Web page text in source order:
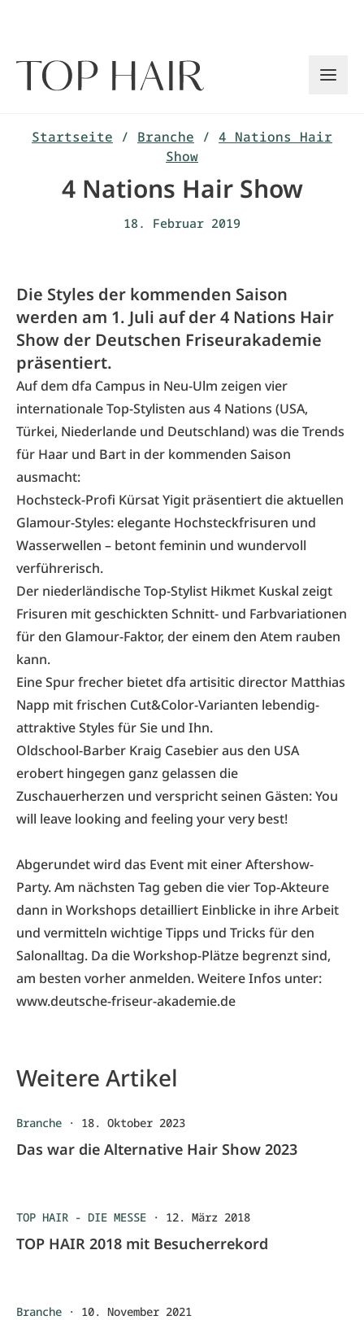
Startseite / Branche / 4 Nations Hair
Show
4 Nations Hair Show
18. Februar 2019
Die Styles der kommenden Saison
werden am 1. Juli auf der 4 Nations Hair
Show der Deutschen Friseurakademie
präsentiert.
Auf dem dfa Campus in Neu-Ulm zeigen vier
internationale Top-Stylisten aus 4 Nations (USA,
Türkei, Niederlande und Deutschland) was die Trends
für Haar und Bart in der kommenden Saison
ausmacht:
Hochsteck-Profi Kürsat Yigit präsentiert die aktuellen
Glamour-Styles: elegante Hochsteckfrisuren und
Wasserwellen – betont feminin und wundervoll
verführerisch.
Der niederländische Top-Stylist Hikmet Kuskal zeigt
Frisuren mit geschickten Schnitt- und Farbvariationen
für den Glamour-Faktor, der einem den Atem rauben
kann.
Eine Spur frecher bietet dfa artisitic director Matthias
Napp mit frischen Cut&Color-Varianten lebendig-
attraktive Styles für Sie und Ihn.
Oldschool-Barber Kraig Casebier aus den USA
erobert hingegen ganz gelassen die
Zuschauerherzen und verspricht seinen Gästen: You
will leave looking and feeling your very best!
Abgerundet wird das Event mit einer Aftershow-
Party. Am nächsten Tag geben die vier Top-Akteure
dann in Workshops detailliert Einblicke in ihre Arbeit
und vermitteln wichtige Tipps und Tricks für den
Salonalltag. Da die Workshop-Plätze begrenzt sind,
am besten vorher anmelden. Weitere Infos unter:
www.deutsche-friseur-akademie.de
Weitere Artikel
Branche · 18. Oktober 2023
Das war die Alternative Hair Show 2023
TOP HAIR - DIE MESSE · 12. März 2018
TOP HAIR 2018 mit Besucherrekord
Branche · 10. November 2021